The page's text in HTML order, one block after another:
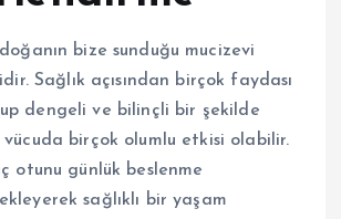
bize sunduğu mucizevi
Sağlık açısından birçok faydası
dengeli ve bilinçli bir şekilde
birçok olumlu etkisi olabilir.
otunu günlük beslenme
sağlıklı bir yaşam